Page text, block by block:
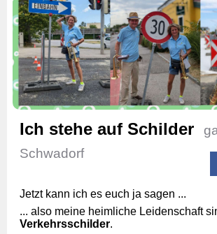
Ich stehe auf Schilder
Schwadorf
Jetzt kann ich es euch ja sagen ...
... also meine heimliche Leidenschaft
Verkehrsschilder.